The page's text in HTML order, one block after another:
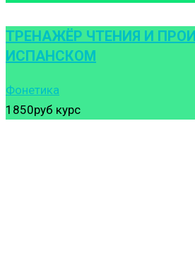
ТРЕНАЖЁР ЧТЕНИЯ И
ИСПАНСКОМ
Фонетика
1850руб курс